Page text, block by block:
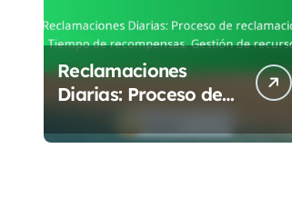
Reclamaciones
Diarias: Proceso de
reclamación, Tiempo
de recompensas,